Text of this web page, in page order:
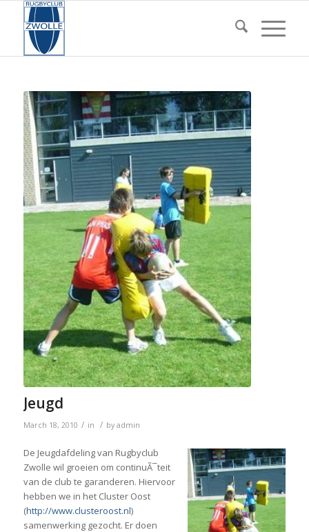
Jeugd
March 18, 2010 / in / by admin
De Jeugdafdeling van Rugbyclub
Zwolle wil groeien om continuÃ¯teit
van de club te garanderen. Hiervoor
hebben we in het Cluster Oost
(http://www.clusteroost.nl)
samenwerking gezocht. Er doen